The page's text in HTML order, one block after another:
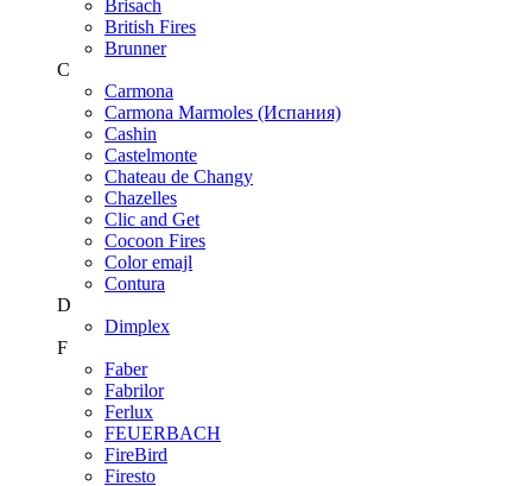
Brisach
British Fires
Brunner
C
Carmona
Carmona Marmoles (Испания)
Cashin
Castelmonte
Chateau de Changy
Chazelles
Clic and Get
Cocoon Fires
Color emajl
Contura
D
Dimplex
F
Faber
Fabrilor
Ferlux
FEUERBACH
FireBird
Firesto